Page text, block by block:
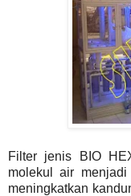
Filter jenis BIO
molekul air
meningkatkan